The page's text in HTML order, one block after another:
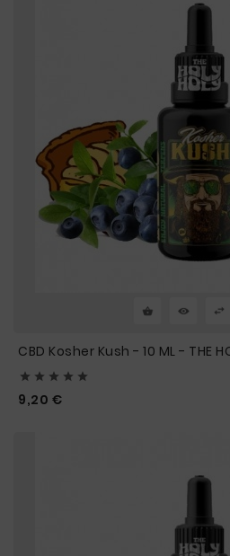
CBD Kosher Kush - 10 ML - THE
    
9,20 €